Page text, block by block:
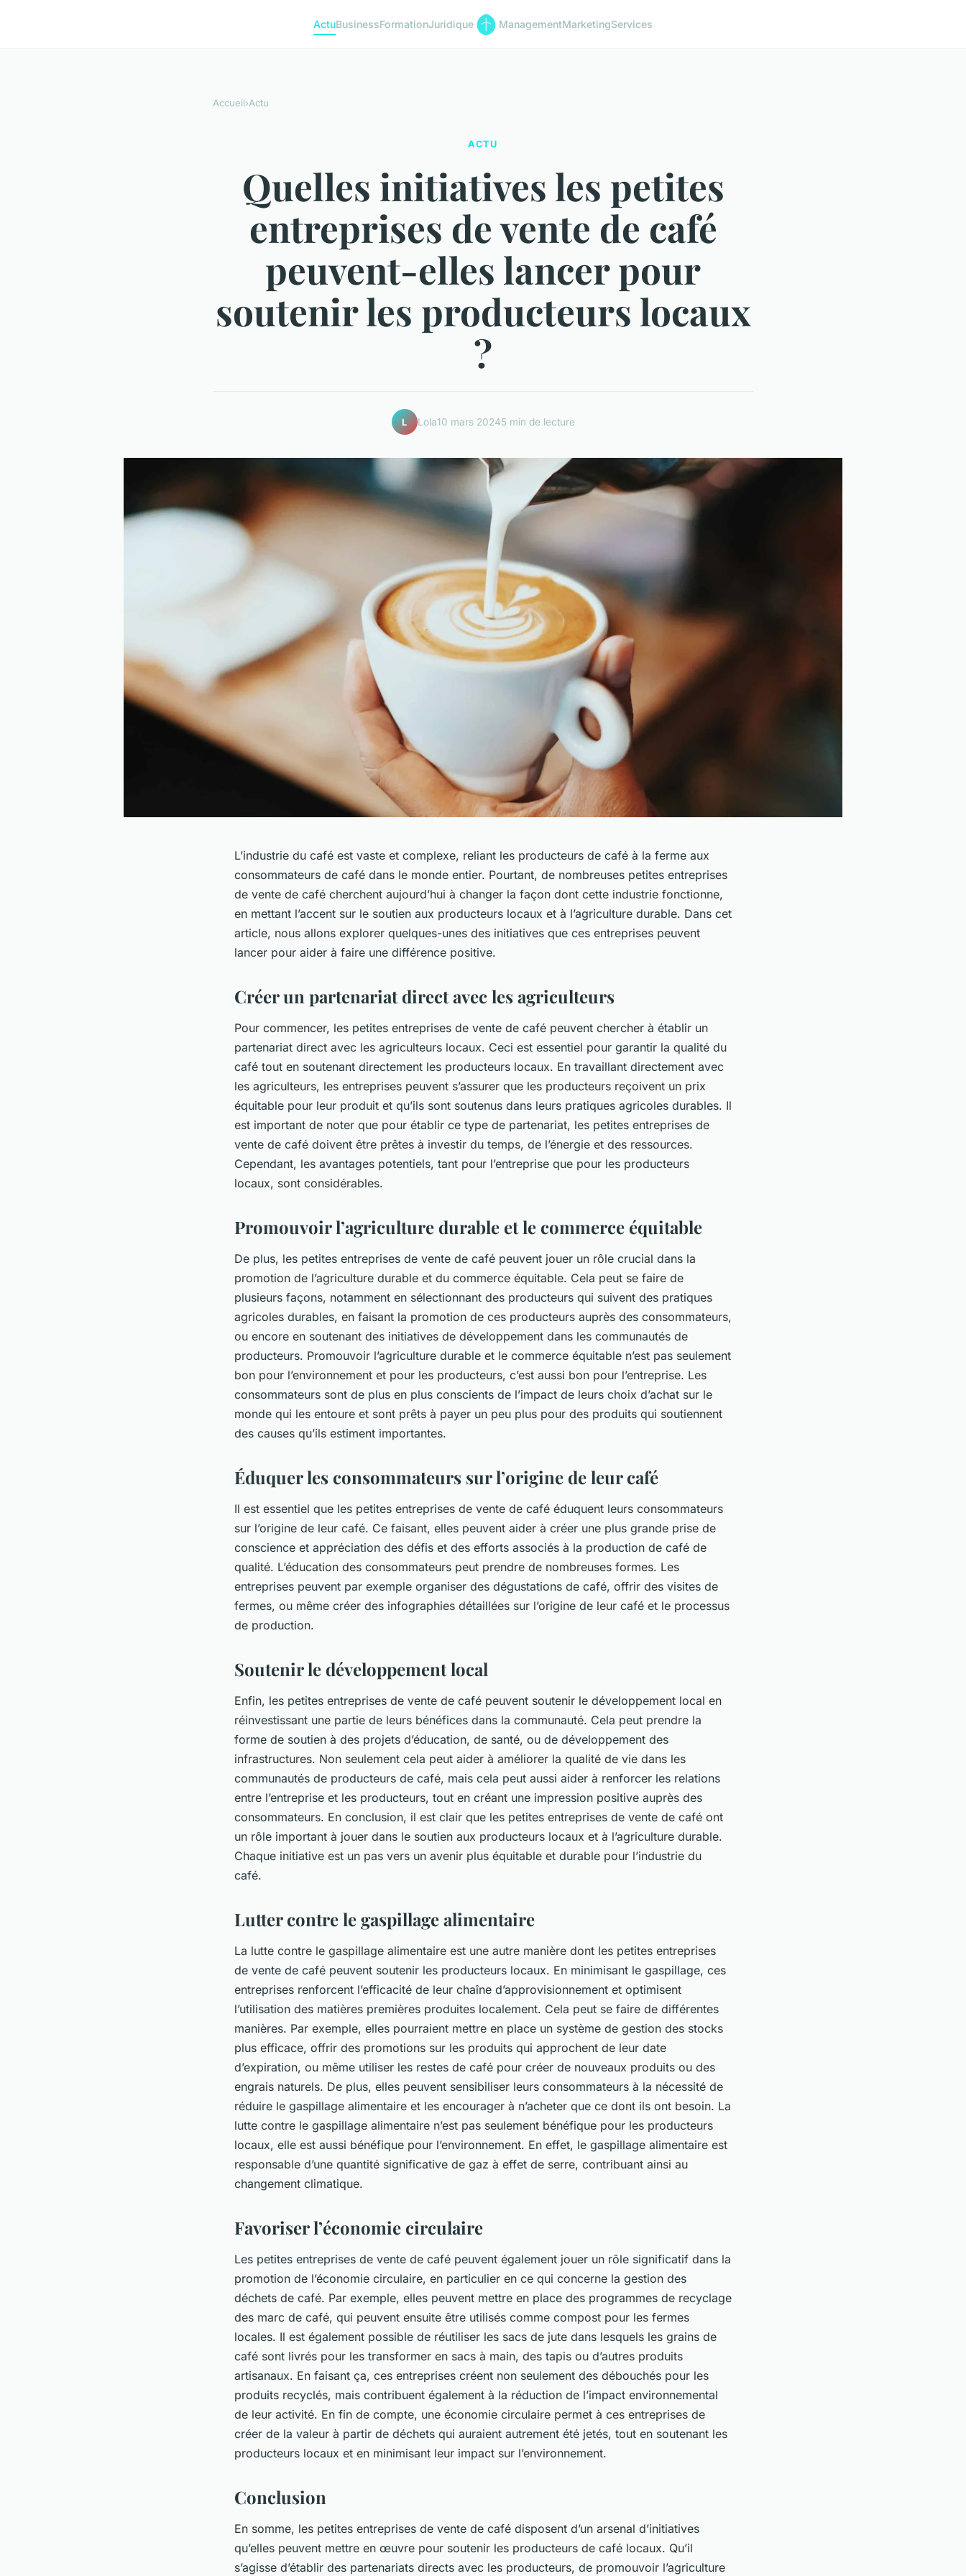
ActuBusinessFormationJuridique ManagementMarketingServices
Accueil›Actu
ACTU
Quelles initiatives les petites
entreprises de vente de café
peuvent-elles lancer pour
soutenir les producteurs locaux
?
L Lola10 mars 20245 min de lecture
L’industrie du café est vaste et complexe, reliant les producteurs de café à la ferme aux
consommateurs de café dans le monde entier. Pourtant, de nombreuses petites entreprises
de vente de café cherchent aujourd’hui à changer la façon dont cette industrie fonctionne,
en mettant l’accent sur le soutien aux producteurs locaux et à l’agriculture durable. Dans cet
article, nous allons explorer quelques-unes des initiatives que ces entreprises peuvent
lancer pour aider à faire une différence positive.
Créer un partenariat direct avec les agriculteurs
Pour commencer, les petites entreprises de vente de café peuvent chercher à établir un
partenariat direct avec les agriculteurs locaux. Ceci est essentiel pour garantir la qualité du
café tout en soutenant directement les producteurs locaux. En travaillant directement avec
les agriculteurs, les entreprises peuvent s’assurer que les producteurs reçoivent un prix
équitable pour leur produit et qu’ils sont soutenus dans leurs pratiques agricoles durables. Il
est important de noter que pour établir ce type de partenariat, les petites entreprises de
vente de café doivent être prêtes à investir du temps, de l’énergie et des ressources.
Cependant, les avantages potentiels, tant pour l’entreprise que pour les producteurs
locaux, sont considérables.
Promouvoir l’agriculture durable et le commerce équitable
De plus, les petites entreprises de vente de café peuvent jouer un rôle crucial dans la
promotion de l’agriculture durable et du commerce équitable. Cela peut se faire de
plusieurs façons, notamment en sélectionnant des producteurs qui suivent des pratiques
agricoles durables, en faisant la promotion de ces producteurs auprès des consommateurs,
ou encore en soutenant des initiatives de développement dans les communautés de
producteurs. Promouvoir l’agriculture durable et le commerce équitable n’est pas seulement
bon pour l’environnement et pour les producteurs, c’est aussi bon pour l’entreprise. Les
consommateurs sont de plus en plus conscients de l’impact de leurs choix d’achat sur le
monde qui les entoure et sont prêts à payer un peu plus pour des produits qui soutiennent
des causes qu’ils estiment importantes.
Éduquer les consommateurs sur l’origine de leur café
Il est essentiel que les petites entreprises de vente de café éduquent leurs consommateurs
sur l’origine de leur café. Ce faisant, elles peuvent aider à créer une plus grande prise de
conscience et appréciation des défis et des efforts associés à la production de café de
qualité. L’éducation des consommateurs peut prendre de nombreuses formes. Les
entreprises peuvent par exemple organiser des dégustations de café, offrir des visites de
fermes, ou même créer des infographies détaillées sur l’origine de leur café et le processus
de production.
Soutenir le développement local
Enfin, les petites entreprises de vente de café peuvent soutenir le développement local en
réinvestissant une partie de leurs bénéfices dans la communauté. Cela peut prendre la
forme de soutien à des projets d’éducation, de santé, ou de développement des
infrastructures. Non seulement cela peut aider à améliorer la qualité de vie dans les
communautés de producteurs de café, mais cela peut aussi aider à renforcer les relations
entre l’entreprise et les producteurs, tout en créant une impression positive auprès des
consommateurs. En conclusion, il est clair que les petites entreprises de vente de café ont
un rôle important à jouer dans le soutien aux producteurs locaux et à l’agriculture durable.
Chaque initiative est un pas vers un avenir plus équitable et durable pour l’industrie du
café.
Lutter contre le gaspillage alimentaire
La lutte contre le gaspillage alimentaire est une autre manière dont les petites entreprises
de vente de café peuvent soutenir les producteurs locaux. En minimisant le gaspillage, ces
entreprises renforcent l’efficacité de leur chaîne d’approvisionnement et optimisent
l’utilisation des matières premières produites localement. Cela peut se faire de différentes
manières. Par exemple, elles pourraient mettre en place un système de gestion des stocks
plus efficace, offrir des promotions sur les produits qui approchent de leur date
d’expiration, ou même utiliser les restes de café pour créer de nouveaux produits ou des
engrais naturels. De plus, elles peuvent sensibiliser leurs consommateurs à la nécessité de
réduire le gaspillage alimentaire et les encourager à n’acheter que ce dont ils ont besoin. La
lutte contre le gaspillage alimentaire n’est pas seulement bénéfique pour les producteurs
locaux, elle est aussi bénéfique pour l’environnement. En effet, le gaspillage alimentaire est
responsable d’une quantité significative de gaz à effet de serre, contribuant ainsi au
changement climatique.
Favoriser l’économie circulaire
Les petites entreprises de vente de café peuvent également jouer un rôle significatif dans la
promotion de l’économie circulaire, en particulier en ce qui concerne la gestion des
déchets de café. Par exemple, elles peuvent mettre en place des programmes de recyclage
des marc de café, qui peuvent ensuite être utilisés comme compost pour les fermes
locales. Il est également possible de réutiliser les sacs de jute dans lesquels les grains de
café sont livrés pour les transformer en sacs à main, des tapis ou d’autres produits
artisanaux. En faisant ça, ces entreprises créent non seulement des débouchés pour les
produits recyclés, mais contribuent également à la réduction de l’impact environnemental
de leur activité. En fin de compte, une économie circulaire permet à ces entreprises de
créer de la valeur à partir de déchets qui auraient autrement été jetés, tout en soutenant les
producteurs locaux et en minimisant leur impact sur l’environnement.
Conclusion
En somme, les petites entreprises de vente de café disposent d’un arsenal d’initiatives
qu’elles peuvent mettre en œuvre pour soutenir les producteurs de café locaux. Qu’il
s’agisse d’établir des partenariats directs avec les producteurs, de promouvoir l’agriculture